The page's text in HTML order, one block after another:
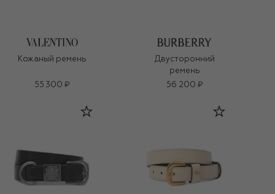
Кожаный ремень
55 300 ₽
Двусторонний
ремень
56 200 ₽